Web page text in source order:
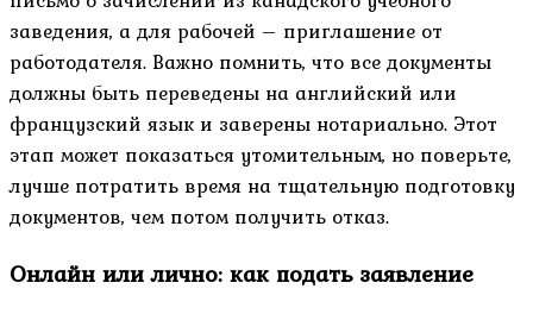
заведения, а для рабочей – приглашение от
работодателя. Важно помнить, что все документы
должны быть переведены на английский или
французский язык и заверены нотариально. Этот
этап может показаться утомительным, но поверьте,
лучше потратить время на тщательную подготовку
документов, чем потом получить отказ.
Онлайн или лично: как подать заявление